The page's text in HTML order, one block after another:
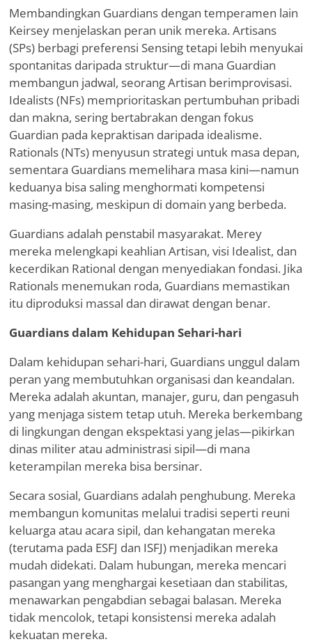
Membandingkan Guardians dengan temperamen lain
Keirsey menjelaskan peran unik mereka. Artisans
(SPs) berbagi preferensi Sensing tetapi lebih menyukai
spontanitas daripada struktur—di mana Guardian
membangun jadwal, seorang Artisan berimprovisasi.
Idealists (NFs) memprioritaskan pertumbuhan pribadi
dan makna, sering bertabrakan dengan fokus
Guardian pada kepraktisan daripada idealisme.
Rationals (NTs) menyusun strategi untuk masa depan,
sementara Guardians memelihara masa kini—namun
keduanya bisa saling menghormati kompetensi
masing-masing, meskipun di domain yang berbeda.
Guardians adalah penstabil masyarakat. Merey
mereka melengkapi keahlian Artisan, visi Idealist, dan
kecerdikan Rational dengan menyediakan fondasi. Jika
Rationals menemukan roda, Guardians memastikan
itu diproduksi massal dan dirawat dengan benar.
Guardians dalam Kehidupan Sehari-hari
Dalam kehidupan sehari-hari, Guardians unggul dalam
peran yang membutuhkan organisasi dan keandalan.
Mereka adalah akuntan, manajer, guru, dan pengasuh
yang menjaga sistem tetap utuh. Mereka berkembang
di lingkungan dengan ekspektasi yang jelas—pikirkan
dinas militer atau administrasi sipil—di mana
keterampilan mereka bisa bersinar.
Secara sosial, Guardians adalah penghubung. Mereka
membangun komunitas melalui tradisi seperti reuni
keluarga atau acara sipil, dan kehangatan mereka
(terutama pada ESFJ dan ISFJ) menjadikan mereka
mudah didekati. Dalam hubungan, mereka mencari
pasangan yang menghargai kesetiaan dan stabilitas,
menawarkan pengabdian sebagai balasan. Mereka
tidak mencolok, tetapi konsistensi mereka adalah
kekuatan mereka.